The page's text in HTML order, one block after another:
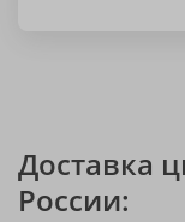
Доставка
России: